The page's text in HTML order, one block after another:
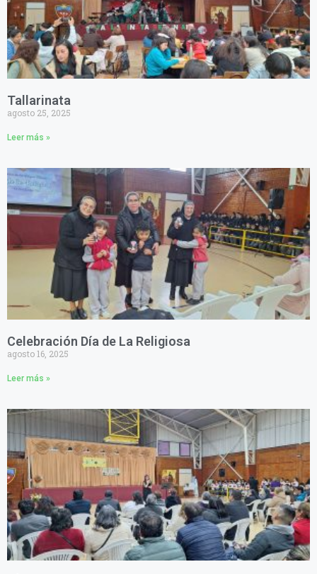
Tallarinata
agosto 25, 2025
Leer más »
Celebración Día de La Religiosa
agosto 16, 2025
Leer más »